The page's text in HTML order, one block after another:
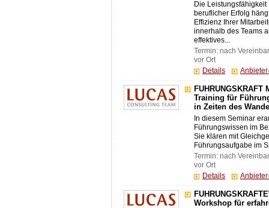
Die Leistungsfähigkeit
beruflicher Erfolg
Effizienz Ihrer
innerhalb des Teams
effektives...
Termin: nach
vor Ort
Details
Training für
in Zeiten des
In diesem Seminar
Führungswissen im
Sie klären mit
Führungsaufgabe im
Termin: nach
vor Ort
Details
Workshop für